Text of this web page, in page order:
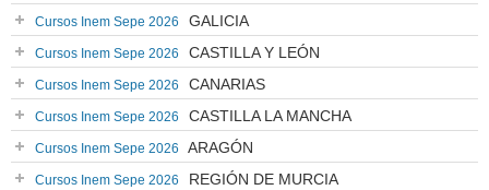
Cursos Inem Sepe 2026 GALICIA
Cursos Inem Sepe 2026 CASTILLA Y LEÓN
Cursos Inem Sepe 2026 CANARIAS
Cursos Inem Sepe 2026 CASTILLA LA MANCHA
Cursos Inem Sepe 2026 ARAGÓN
Cursos Inem Sepe 2026 REGIÓN DE MURCIA